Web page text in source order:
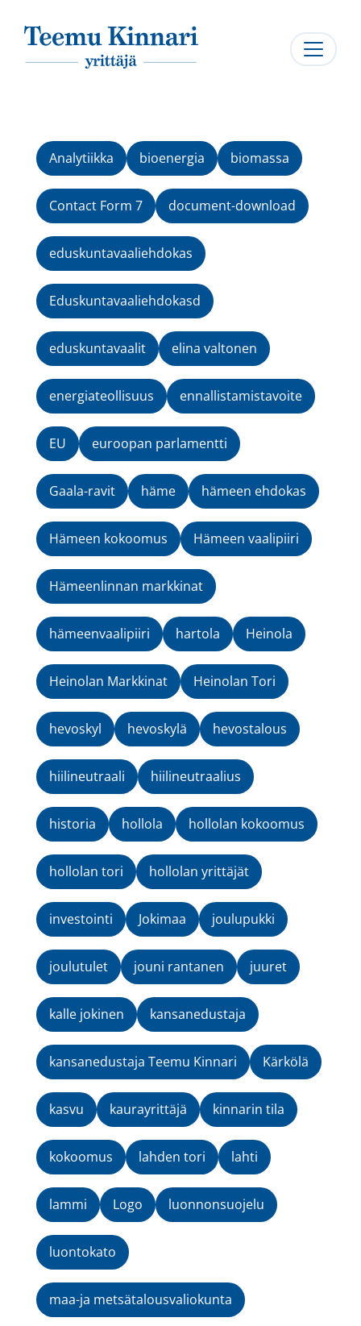
Päävalikko
Analytiikka bioenergia biomassa
Contact Form 7 document-download
eduskuntavaaliehdokas
Eduskuntavaaliehdokasd
eduskuntavaalit elina valtonen
energiateollisuus ennallistamistavoite
EU euroopan parlamentti
Gaala-ravit häme hämeen ehdokas
Hämeen kokoomus Hämeen vaalipiiri
Hämeenlinnan markkinat
hämeenvaalipiiri hartola Heinola
Heinolan Markkinat Heinolan Tori
hevoskyl hevoskylä hevostalous
hiilineutraali hiilineutraalius
historia hollola hollolan kokoomus
hollolan tori hollolan yrittäjät
investointi Jokimaa joulupukki
joulutulet jouni rantanen juuret
kalle jokinen kansanedustaja
kansanedustaja Teemu Kinnari Kärkölä
kasvu kaurayrittäjä kinnarin tila
kokoomus lahden tori lahti
lammi Logo luonnonsuojelu
luontokato
maa-ja metsätalousvaliokunta